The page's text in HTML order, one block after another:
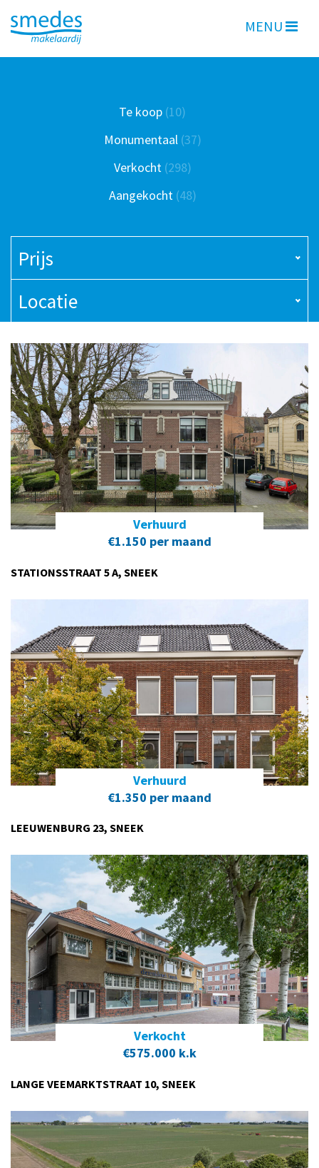
MENU
Te koop (10)
Monumentaal (37)
Verkocht (298)
Aangekocht (48)
Prijs
Locatie
Verhuurd
€1.150 per maand
STATIONSSTRAAT 5 A, SNEEK
Verhuurd
€1.350 per maand
LEEUWENBURG 23, SNEEK
Verkocht
€575.000 k.k
LANGE VEEMARKTSTRAAT 10, SNEEK